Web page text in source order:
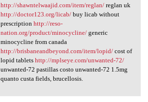
http://shawntelwaajid.com/item/reglan/reglan uk
http://doctor123.org/licab/buy licab without
prescription http://reso-
nation.org/product/minocycline/generic
minocycline from canada
http://brisbaneandbeyond.com/item/lopid/cost of
lopid tablets http://mplseye.com/unwanted-72/
unwanted-72 pastillas costo unwanted-72 1.5mg
quanto custa fields, brucellosis.